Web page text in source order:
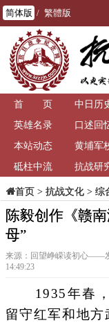
简体版 / 繁體版
首 页 中日历
英雄名录
口述回
本站动态
黄埔军
砥柱中流
抗战研
首页> 抗战文化> 综
陈毅创作《赣
母”
来源：回望峥嵘读初心——
14:49:23
1935年春，
留守红军和地